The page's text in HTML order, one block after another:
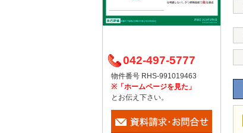
042-497-5777
物件番号 RHS-991019463
※「ホームページを見た」
とお伝え下さい。